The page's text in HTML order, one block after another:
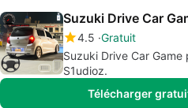
Suzuki Drive Car
4.5 Gratuit
Suzuki Drive Car
S1udioz.
Télécharger